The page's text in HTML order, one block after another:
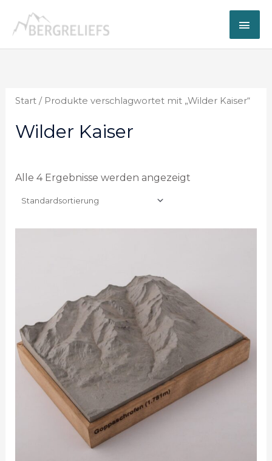
Inhalt
springen
Start/ Produkte verschlagwortet mit „Wilder Kaiser“
Wilder Kaiser
Alle 4 Ergebnisse werden angezeigt